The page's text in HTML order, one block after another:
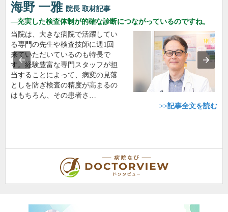
海野 一雅 院長 取材記事
充実した検査体制が的確な診断につながっているのですね。
当院は、大きな病院で活躍してい
る専門の先生や検査技師に週1回
来ていただいているのも特長で
す。経験豊富な専門スタッフが担
当することによって、病変の見落
としを防ぎ検査の精度が高まるの
はもちろん、その患者さ…
>>記事全文を読む